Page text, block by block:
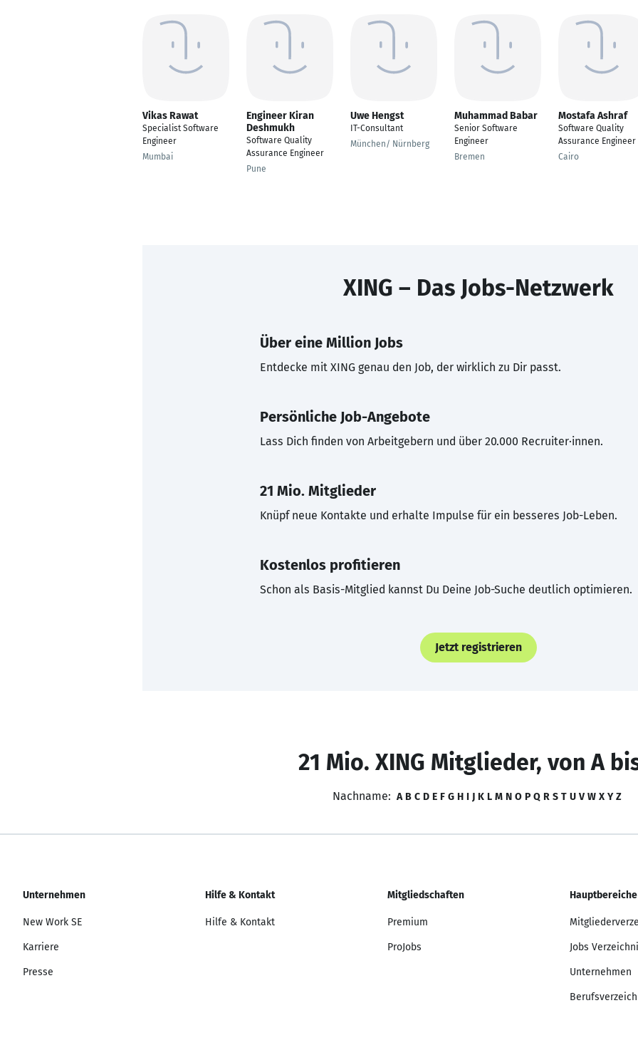
Vikas Rawat
Specialist Software
Engineer
Mumbai
Engineer Kiran
Deshmukh
Software Quality
Assurance Engineer
Pune
Uwe Hengst
IT-Consultant
München/ Nürnberg
Muhammad Babar
Senior Software
Engineer
Bremen
Mostafa Ashraf
Software Quality
Assurance Engineer
Cairo
XING – Das Jobs-Netzwerk
Über eine Million Jobs
Entdecke mit XING genau den Job, der wirklich zu Dir passt.
Persönliche Job-Angebote
Lass Dich finden von Arbeitgebern und über 20.000 Recruiter·innen.
21 Mio. Mitglieder
Knüpf neue Kontakte und erhalte Impulse für ein besseres Job-Leben.
Kostenlos profitieren
Schon als Basis-Mitglied kannst Du Deine Job-Suche deutlich optimieren.
Jetzt registrieren
21 Mio. XING Mitglieder, von A
Nachname: A B C D E F G H I J K L M N O P Q R S T U V W X Y Z
Unternehmen
New Work SE
Karriere
Presse
Hilfe & Kontakt
Hilfe & Kontakt
Mitgliedschaften
Premium
ProJobs
Hauptbereiche
Jobs
Unternehmen